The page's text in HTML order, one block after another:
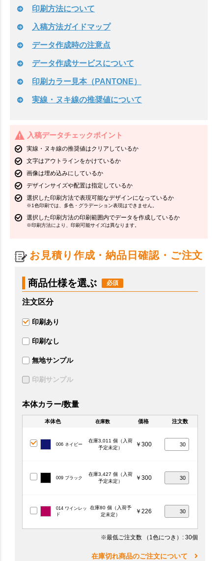
印刷方法について
入稿方法ガイドマップ
データ作成時の注意点
データ作成サービスについて
印刷カラー見本（PANTONE）
実線・ヌキ線の推奨値について
入稿データチェックポイント
実線・ヌキ線の推奨値はクリアしているか
文字はアウトラインをかけているか
画像は埋め込みにしているか
デザインサイズや配置は指定しているか
選択した印刷方法で表現可能なデザインになっているか
※1色印刷では、多色・グラデーション表現はできません。
選択した印刷方法の印刷範囲内でデータを作成しているか
※印刷方法により、印刷可能サイズは異なります。
お見積り作成・納品日確認・ご注文
商品仕様を選ぶ
注文区分
印刷あり
印刷なし
無地サンプル
印刷サンプル
本体カラー/数量
本体色 在庫数 価格 注文数
006 ネイビー
在庫3,011 個（入荷
予定未定）
￥300
009 ブラック
在庫3,427 個（入荷
予定未定）
￥300
014 ワインレッ
ド
在庫80 個（入荷予
定未定）
￥226
※最低ご注文数 （1色につき） : 30個
在庫切れ商品のご注文について